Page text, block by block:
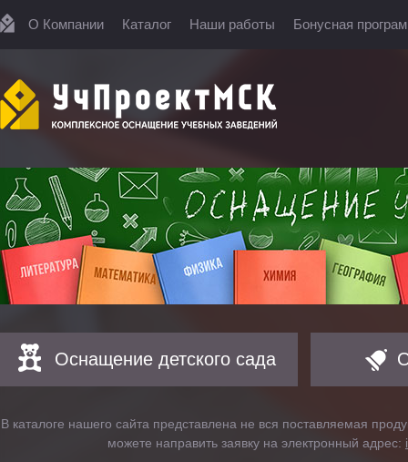
О Компании Каталог Наши работы Бонусная
Оснащение детского сада
В каталоге нашего сайта представлена не вся поставляемая
можете направить заявку на электронный адрес: